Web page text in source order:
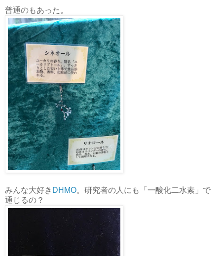
普通のもあった。
みんな大好き DHMO。研究者の人にも「一酸化二水素」で
通じるの？